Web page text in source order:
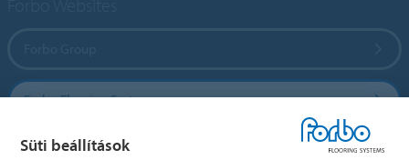
Forbo Flooring Systems
Forbo Movement Systems
Süti beállítások